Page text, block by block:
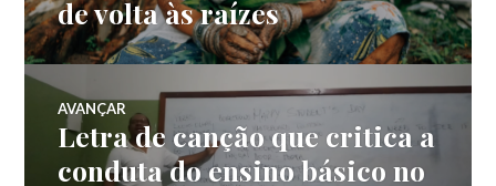
de
Post
Post
anterior:
de volta às raízes
AVANÇAR
Próximo
Letra de canção que critica a
conduta do ensino básico no